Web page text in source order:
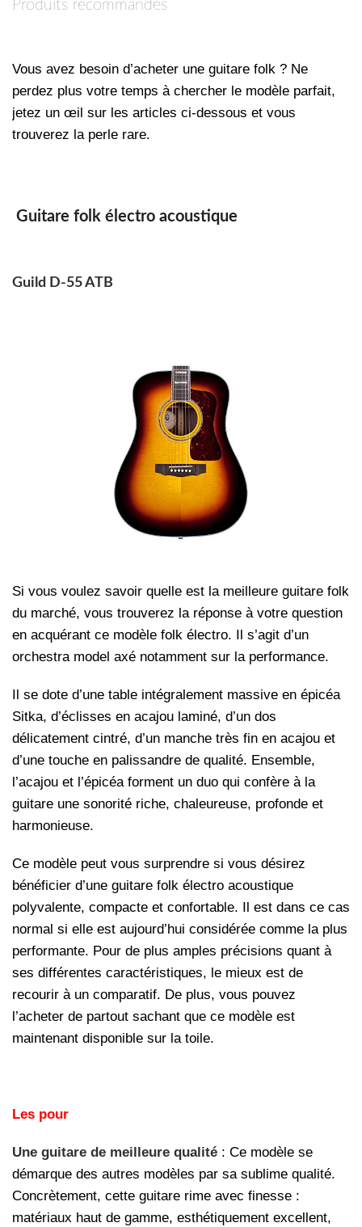
Produits recommandés
Vous avez besoin d’acheter une guitare folk ? Ne
perdez plus votre temps à chercher le modèle parfait,
jetez un œil sur les articles ci-dessous et vous
trouverez la perle rare.
Guitare folk électro acoustique
Guild D-55 ATB
Si vous voulez savoir quelle est la meilleure guitare folk
du marché, vous trouverez la réponse à votre question
en acquérant ce modèle folk électro. Il s’agit d’un
orchestra model axé notamment sur la performance.
Il se dote d’une table intégralement massive en épicéa
Sitka, d’éclisses en acajou laminé, d’un dos
délicatement cintré, d’un manche très fin en acajou et
d’une touche en palissandre de qualité. Ensemble,
l’acajou et l’épicéa forment un duo qui confère à la
guitare une sonorité riche, chaleureuse, profonde et
harmonieuse.
Ce modèle peut vous surprendre si vous désirez
bénéficier d’une guitare folk électro acoustique
polyvalente, compacte et confortable. Il est dans ce cas
normal si elle est aujourd’hui considérée comme la plus
performante. Pour de plus amples précisions quant à
ses différentes caractéristiques, le mieux est de
recourir à un comparatif. De plus, vous pouvez
l’acheter de partout sachant que ce modèle est
maintenant disponible sur la toile.
Les pour
Une guitare de meilleure qualité : Ce modèle se
démarque des autres modèles par sa sublime qualité.
Concrètement, cette guitare rime avec finesse :
matériaux haut de gamme, esthétiquement excellent,